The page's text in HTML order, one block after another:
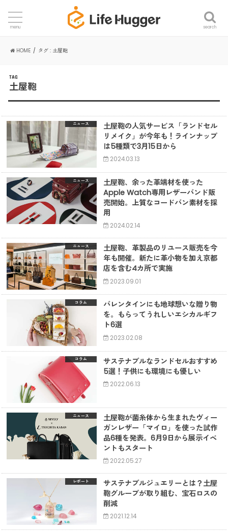
search
menu
HOME タグ : 土屋鞄
TAG
土屋鞄
ニュース
土屋鞄の人気サービス「ランドセル
リメイク」が今年も！ラインナップ
は5種類で3月15日から
2024.03.13
ニュース
土屋鞄、余った革端材を使った
Apple Watch専用レザーバンド販
売開始。上質なコードバン素材を採
用
2024.02.14
ニュース
土屋鞄、革製品のリユース販売を今
年も開催。新たに革小物を加え京都
店を含む4カ所で実施
2023.09.01
コラム
バレンタインにも地球想いな贈り物
を。もらってうれしいエシカルギフ
ト6選
2023.02.08
コラム
サステナブルなランドセルおすすめ
5選！子供にも環境にも優しい
2022.06.13
ニュース
土屋鞄が菌糸体から生まれたヴィー
ガンレザー「マイロ」を使った試作
品6種を発表。6月9日から展示イベ
ントもスタート
2022.05.27
レポート
サステナブルジュエリーとは？土屋
鞄グループが取り組む、宝石ロスの
削減
2021.12.14